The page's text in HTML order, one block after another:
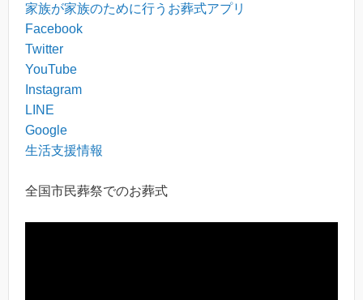
家族が家族のために行うお葬式アプリ
Facebook
Twitter
YouTube
Instagram
LINE
Google
生活支援情報
全国市民葬祭でのお葬式